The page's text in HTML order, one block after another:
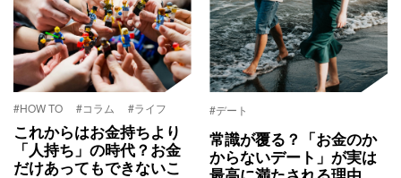
#HOW TO #コラム #ライフ
これからはお金持ちより
「人持ち」の時代？お金
だけあってもできないこ
#デート
常識が覆る？「お金のか
からないデート」が実は